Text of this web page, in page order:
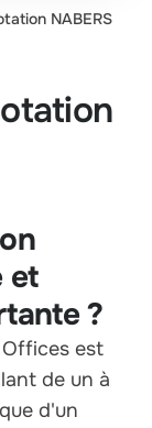
NABERS
et
?
est
de un à
d'un